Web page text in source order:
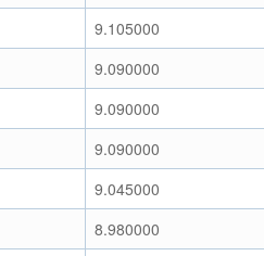
9.105000
9.090000
9.090000
9.090000
9.045000
8.980000